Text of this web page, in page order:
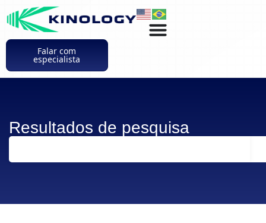
Falar com
especialista
Resultados de pesquisa